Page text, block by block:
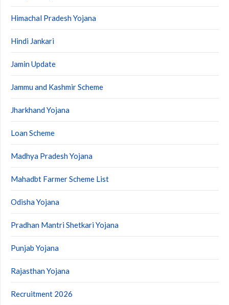
Himachal Pradesh Yojana
Hindi Jankari
Jamin Update
Jammu and Kashmir Scheme
Jharkhand Yojana
Loan Scheme
Madhya Pradesh Yojana
Mahadbt Farmer Scheme List
Odisha Yojana
Pradhan Mantri Shetkari Yojana
Punjab Yojana
Rajasthan Yojana
Recruitment 2026